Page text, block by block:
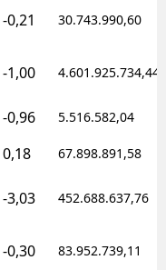
-0,21 30.743.990,60
-1,00 4.601.925.734,44
-0,96 5.516.582,04
0,18 67.898.891,58
-3,03 452.688.637,76
-0,30 83.952.739,11